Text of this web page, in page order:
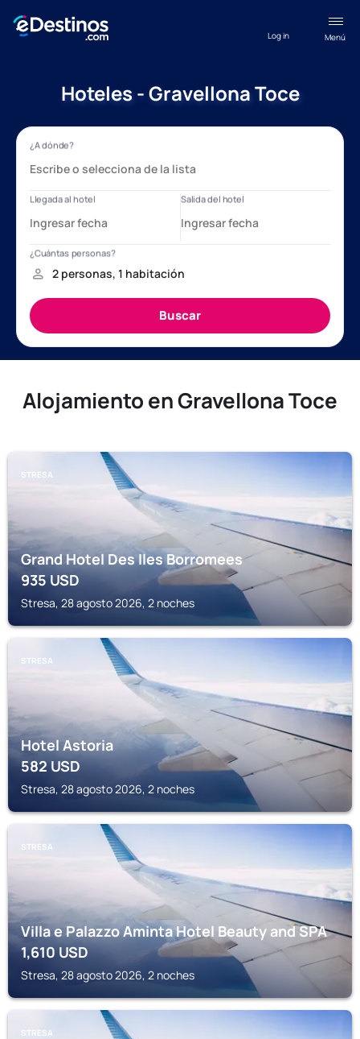
Menú
Log in
Hoteles - Gravellona Toce
Alojamiento en Gravellona Toce
STRESA
Grand Hotel Des Iles Borromees
935USD
Stresa, 28 agosto 2026, 2 noches
STRESA
Hotel Astoria
582USD
Stresa, 28 agosto 2026, 2 noches
STRESA
Villa e Palazzo Aminta Hotel Beauty and SPA
1,610 USD
Stresa, 28 agosto 2026, 2 noches
STRESA